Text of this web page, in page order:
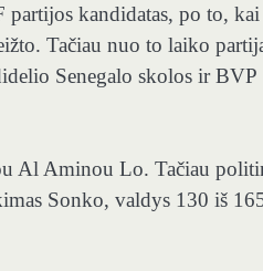
kandidatas, po to, kai
Tačiau nuo to laiko
Senegalo skolos ir BVP
Al Aminou Lo. Tačiau
Sonko, valdys 130 iš